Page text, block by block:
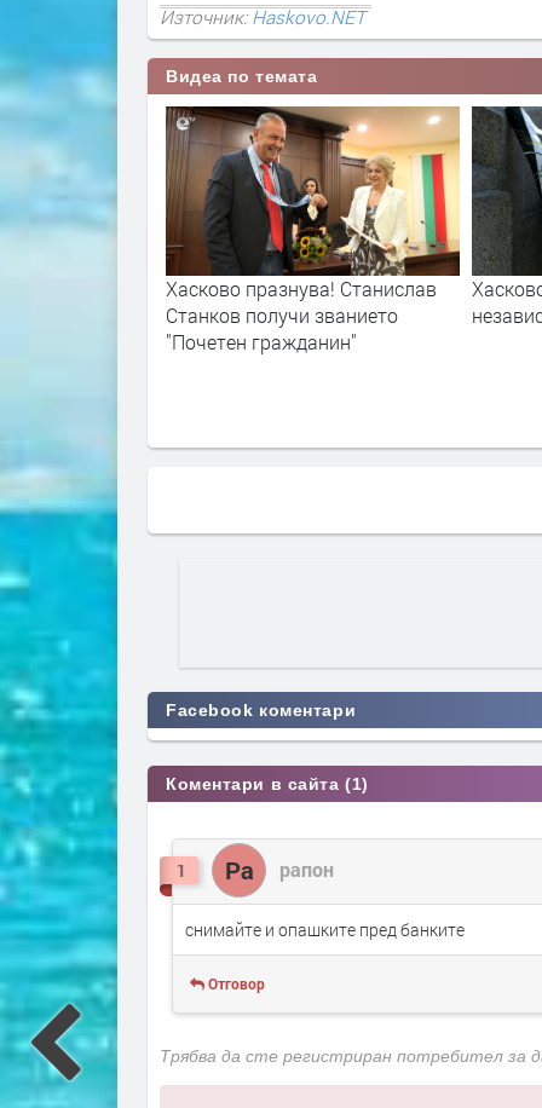
Източник:Haskovo.NET
Видеа по темата
Хасково отпразнува Деня на
независимостта
7-
жена
Facebook коментари
Коментари в сайта (1)
1 Ра рапон
снимайте и опашките пред банките
Отговор
Трябва да сте регистриран потребител